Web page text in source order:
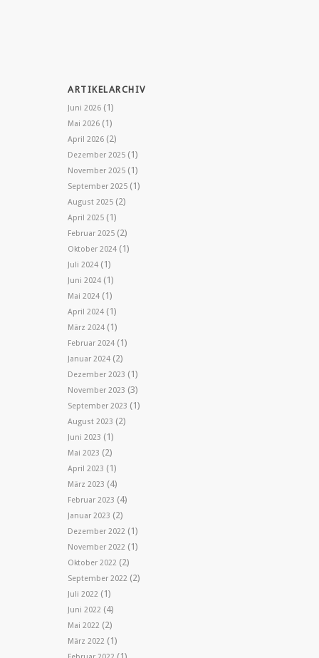
ARTIKELARCHIV
Juni 2026 (1)
Mai 2026 (1)
April 2026 (2)
Dezember 2025 (1)
November 2025 (1)
September 2025 (1)
August 2025 (2)
April 2025 (1)
Februar 2025 (2)
Oktober 2024 (1)
Juli 2024 (1)
Juni 2024 (1)
Mai 2024 (1)
April 2024 (1)
März 2024 (1)
Februar 2024 (1)
Januar 2024 (2)
Dezember 2023 (1)
November 2023 (3)
September 2023 (1)
August 2023 (2)
Juni 2023 (1)
Mai 2023 (2)
April 2023 (1)
März 2023 (4)
Februar 2023 (4)
Januar 2023 (2)
Dezember 2022 (1)
November 2022 (1)
Oktober 2022 (2)
September 2022 (2)
Juli 2022 (1)
Juni 2022 (4)
Mai 2022 (2)
März 2022 (1)